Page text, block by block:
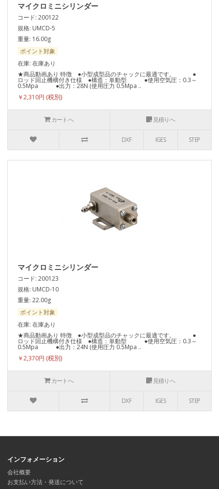
マイクロミニシリンダー
コード: 200122
規格: UMCD-5
重量: 16.00g
ポイント対象
在庫: 在庫あり
★商品動画あり 特徴 ●小型成型品のチャックに最適です。 ●
ロッド回止機構付き仕様 ●構造：単動型 ●使用空気圧：0.3～
0.5Mpa ●出力：28N (使用圧力 0.5Mpa ..
￥2,310円
カートへ 見積りへ
DXF IGES STEP
マイクロミニシリンダー
コード: 200123
規格: UMCD-10
重量: 22.00g
ポイント対象
在庫: 在庫あり
★商品動画あり 特徴 ●小型成型品のチャックに最適です。 ●
ロッド回止機構付き仕様 ●構造：単動型 ●使用空気圧：0.3～
0.5Mpa ●出力：24N (使用圧力 0.5Mpa ..
￥2,370円
カートへ 見積りへ
DXF IGES STEP
インフォメーション
会社概要
お支払い方法・発送について